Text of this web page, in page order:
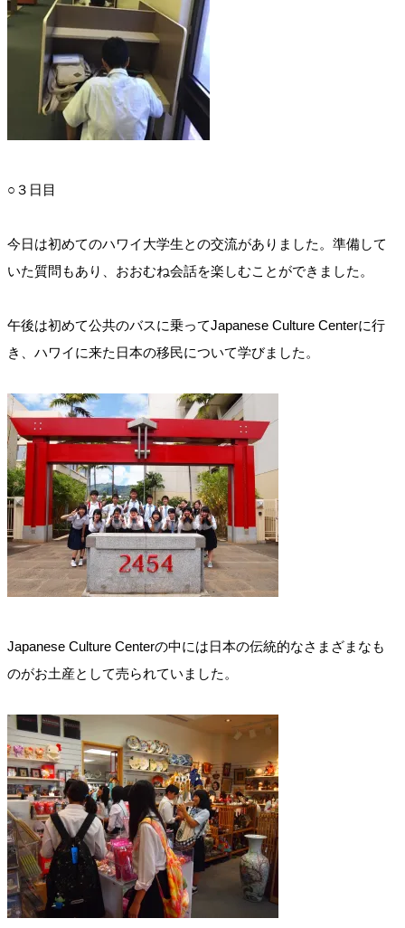
○３日目
今日は初めてのハワイ大学生との交流がありました。準備して
いた質問もあり、おおむね会話を楽しむことができました。
午後は初めて公共のバスに乗ってJapanese Culture Centerに行
き、ハワイに来た日本の移民について学びました。
Japanese Culture Centerの中には日本の伝統的なさまざまなも
のがお土産として売られていました。